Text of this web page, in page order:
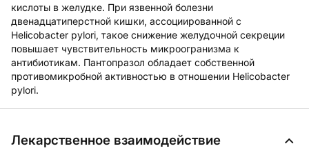
кислоты в желудке. При язвенной болезни
двенадцатиперстной кишки, ассоциированной с
Helicobacter pylori, такое снижение желудочной секреции
повышает чувствительность микроогранизма к
антибиотикам. Пантопразол обладает собственной
противомикробной активностью в отношении Helicobacter
pylori.
Лекарственное взаимодействие